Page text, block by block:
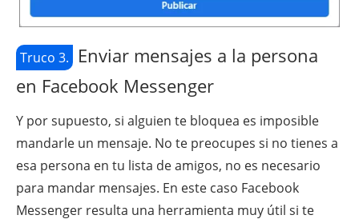
Truco 3.
Enviar mensajes a la persona
en Facebook Messenger
Y por supuesto, si alguien te bloquea es imposible
mandarle un mensaje. No te preocupes si no tienes a
esa persona en tu lista de amigos, no es necesario
para mandar mensajes. En este caso Facebook
Messenger resulta una herramienta muy útil si te